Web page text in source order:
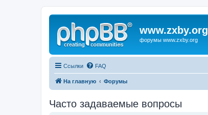
www.zxby.org
форумы www.zxby.org
Ссылки FAQ
На главную Форумы
Часто задаваемые вопросы